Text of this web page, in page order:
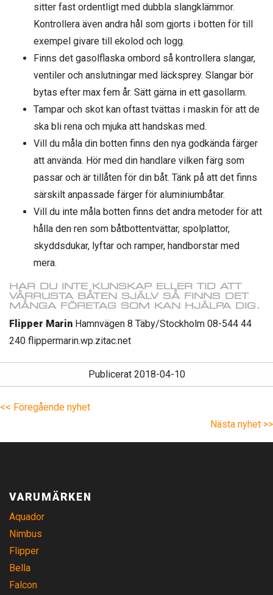
sitter fast ordentligt med dubbla slangklämmor.
Kontrollera även andra hål som gjorts i botten för till
exempel givare till ekolod och logg.
Finns det gasolflaska ombord så kontrollera slangar,
ventiler och anslutningar med läcksprey. Slangar bör
bytas efter max fem år. Sätt gärna in ett gasollarm.
Tampar och skot kan oftast tvättas i maskin för att de
ska bli rena och mjuka att handskas med.
Vill du måla din botten finns den nya godkända färger
att använda. Hör med din handlare vilken färg som
passar och är tillåten för din båt. Tänk på att det finns
särskilt anpassade färger för aluminiumbåtar.
Vill du inte måla botten finns det andra metoder för att
hålla den ren som båtbottentvättar, spolplattor,
skyddsdukar, lyftar och ramper, handborstar med
mera.
HAR DU INTE KUNSKAP ELLER TID ATT
VÅRRUSTA BÅTEN SJÄLV SÅ FINNS DET
MÅNGA FÖRETAG SOM KAN HJÄLPA DIG.
Flipper Marin Hamnvägen 8 Täby/Stockholm 08-544 44
240 flippermarin.wp.zitac.net
Publicerat 2018-04-10
<< Föregående nyhet
Nästa nyhet >>
VARUMÄRKEN
Aquador
Nimbus
Flipper
Bella
Falcon